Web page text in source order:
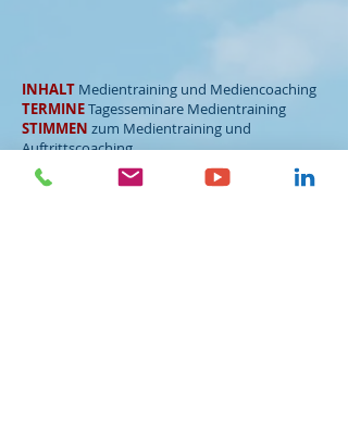
INHALT Medientraining und Mediencoaching
TERMINETagesseminare Medientraining
STIMMEN zum Medientraining und
Auftrittscoaching